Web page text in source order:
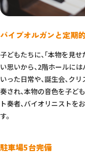
パイプオルガンと定
子どもたちに、「本物を見せ
い思いから、2階ホールに
いった日常や、誕生会、ク
奏され、本物の音色を子ど
ト奏者、バイオリニスト
す。
駐車場5台完備